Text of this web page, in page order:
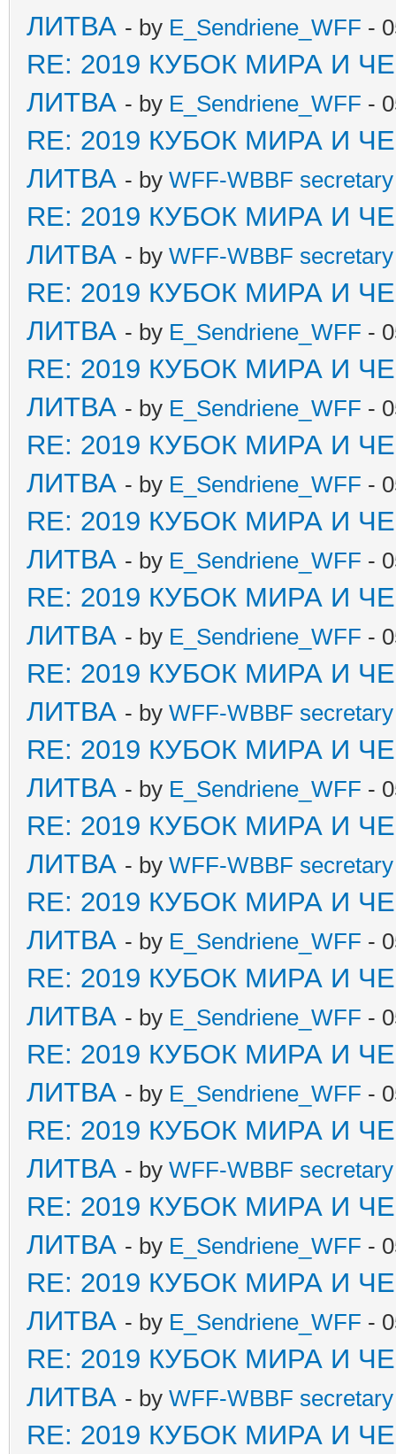
ЛИТВА - by E_Sendriene_WFF -
RE: 2019 КУБОК МИРА И
ЛИТВА - by E_Sendriene_WFF -
RE: 2019 КУБОК МИРА И
ЛИТВА - by WFF-WBBF
RE: 2019 КУБОК МИРА И
ЛИТВА - by WFF-WBBF
RE: 2019 КУБОК МИРА И
ЛИТВА - by E_Sendriene_WFF -
RE: 2019 КУБОК МИРА И
ЛИТВА - by E_Sendriene_WFF -
RE: 2019 КУБОК МИРА И
ЛИТВА - by E_Sendriene_WFF -
RE: 2019 КУБОК МИРА И
ЛИТВА - by E_Sendriene_WFF -
RE: 2019 КУБОК МИРА И
ЛИТВА - by E_Sendriene_WFF -
RE: 2019 КУБОК МИРА И
ЛИТВА - by WFF-WBBF
RE: 2019 КУБОК МИРА И
ЛИТВА - by E_Sendriene_WFF -
RE: 2019 КУБОК МИРА И
ЛИТВА - by WFF-WBBF
RE: 2019 КУБОК МИРА И
ЛИТВА - by E_Sendriene_WFF -
RE: 2019 КУБОК МИРА И
ЛИТВА - by E_Sendriene_WFF -
RE: 2019 КУБОК МИРА И
ЛИТВА - by E_Sendriene_WFF -
RE: 2019 КУБОК МИРА И
ЛИТВА - by WFF-WBBF
RE: 2019 КУБОК МИРА И
ЛИТВА - by E_Sendriene_WFF -
RE: 2019 КУБОК МИРА И
ЛИТВА - by E_Sendriene_WFF -
RE: 2019 КУБОК МИРА И
ЛИТВА - by WFF-WBBF
RE: 2019 КУБОК МИРА И